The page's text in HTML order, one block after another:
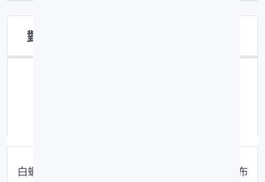
對蝦類的分類學研究
白蝦原為對蝦屬的成員之一，該屬29 種主要分布